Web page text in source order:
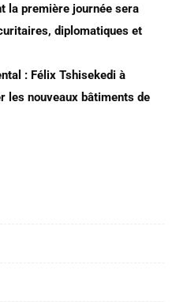
la première journée sera
diplomatiques et
: Félix Tshisekedi à
les nouveaux bâtiments de